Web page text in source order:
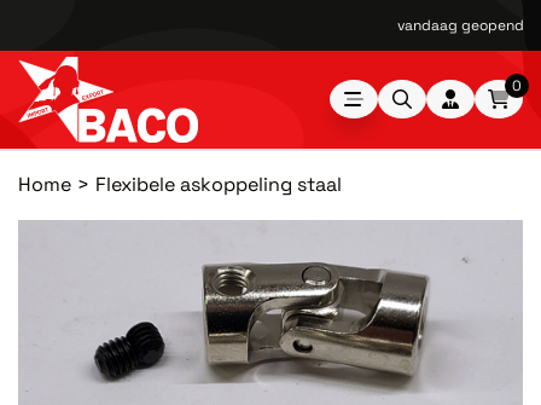
vandaag geopend
0
Home Flexibele askoppeling staal